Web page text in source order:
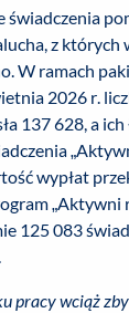
z których
W ramach
2026 r.
137 628, a
wypłat
„Aktywni
125 083
pracy wciąż